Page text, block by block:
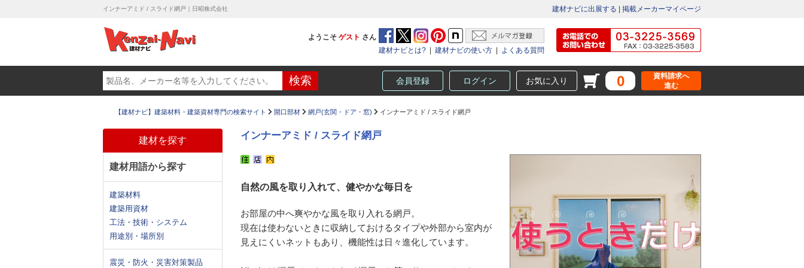
インナーアミド / スライド網戸｜日昭株式会社 建材ナビに出展する 掲載メーカーマイページ
ようこそ ゲスト さん
建材ナビとは?
建材ナビの使い方 よくある質問
会員登録 ログイン お気に入り 0
資料請求へ
進む
【建材ナビ】建築材料・建築資材専門の検索サイト 開口部材 網戸(玄関・ドア・窓) インナーアミド / スライド網戸
建材を探す
建材用語から探す
建築材料
建築用資材
工法・技術・システム
用途別・場所別
震災・防火・災害対策製品
インナーアミド / スライド網戸
自然の風を取り入れて、健やかな毎日を
お部屋の中へ爽やかな風を取り入れる網戸。
現在は使わないときに収納しておけるタイプや外部から室内が
見えにくいネットもあり、機能性は日々進化しています。